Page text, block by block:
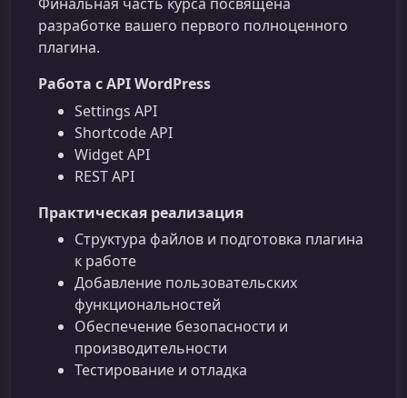
разработке вашего первого полноценного
плагина.
Работа с API WordPress
Settings API
Shortcode API
Widget API
REST API
Практическая реализация
Структура файлов и подготовка плагина
к работе
Добавление пользовательских
функциональностей
Обеспечение безопасности и
производительности
Тестирование и отладка